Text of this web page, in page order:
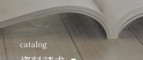
catalog